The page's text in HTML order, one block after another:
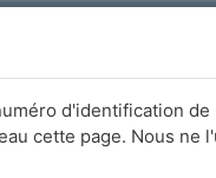
d'identification de
cette page. Nous ne